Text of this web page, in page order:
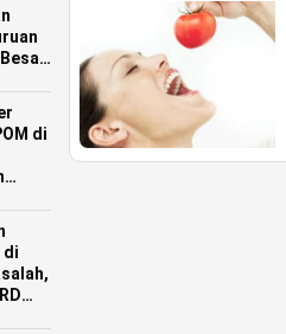
di
di